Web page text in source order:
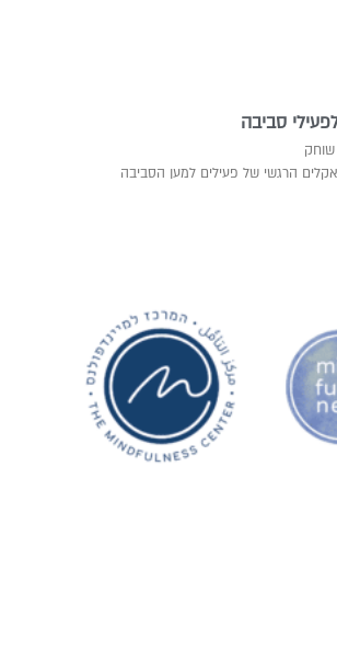
סביבה
שוחק
הרגשי של פעילים למען הסביבה